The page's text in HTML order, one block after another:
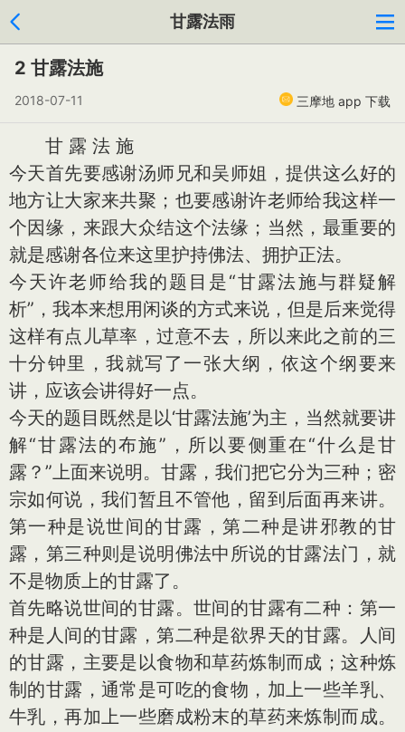
甘露法雨
2 甘露法施
2018-07-11 三摩地 app 下载
甘 露 法 施
今天首先要感谢汤师兄和吴师姐，提供这么好的
地方让大家来共聚；也要感谢许老师给我这样一
个因缘，来跟大众结这个法缘；当然，最重要的
就是感谢各位来这里护持佛法、拥护正法。
今天许老师给我的题目是“甘露法施与群疑解
析”，我本来想用闲谈的方式来说，但是后来觉得
这样有点儿草率，过意不去，所以来此之前的三
十分钟里，我就写了一张大纲，依这个纲要来
讲，应该会讲得好一点。
今天的题目既然是以‘甘露法施’为主，当然就要讲
解“甘露法的布施”，所以要侧重在“什么是甘
露？”上面来说明。甘露，我们把它分为三种；密
宗如何说，我们暂且不管他，留到后面再来讲。
第一种是说世间的甘露，第二种是讲邪教的甘
露，第三种则是说明佛法中所说的甘露法门，就
不是物质上的甘露了。
首先略说世间的甘露。世间的甘露有二种：第一
种是人间的甘露，第二种是欲界天的甘露。人间
的甘露，主要是以食物和草药炼制而成；这种炼
制的甘露，通常是可吃的食物，加上一些羊乳、
牛乳，再加上一些磨成粉末的草药来炼制而成。